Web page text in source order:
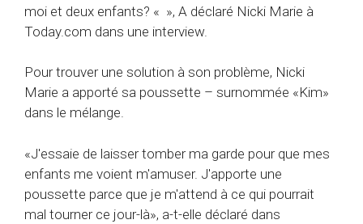
moi et deux enfants? « », A déclaré Nicki Marie à
Today.com dans une interview.
Pour trouver une solution à son problème, Nicki
Marie a apporté sa poussette – surnommée «Kim»
dans le mélange.
«J'essaie de laisser tomber ma garde pour que mes
enfants me voient m'amuser. J'apporte une
poussette parce que je m'attend à ce qui pourrait
mal tourner ce jour-là», a-t-elle déclaré dans